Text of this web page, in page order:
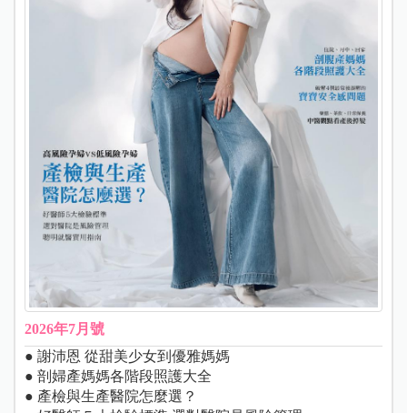
2026年7月號
● 謝沛恩 從甜美少女到優雅媽媽
● 剖婦產媽媽各階段照護大全
● 產檢與生產醫院怎麼選？